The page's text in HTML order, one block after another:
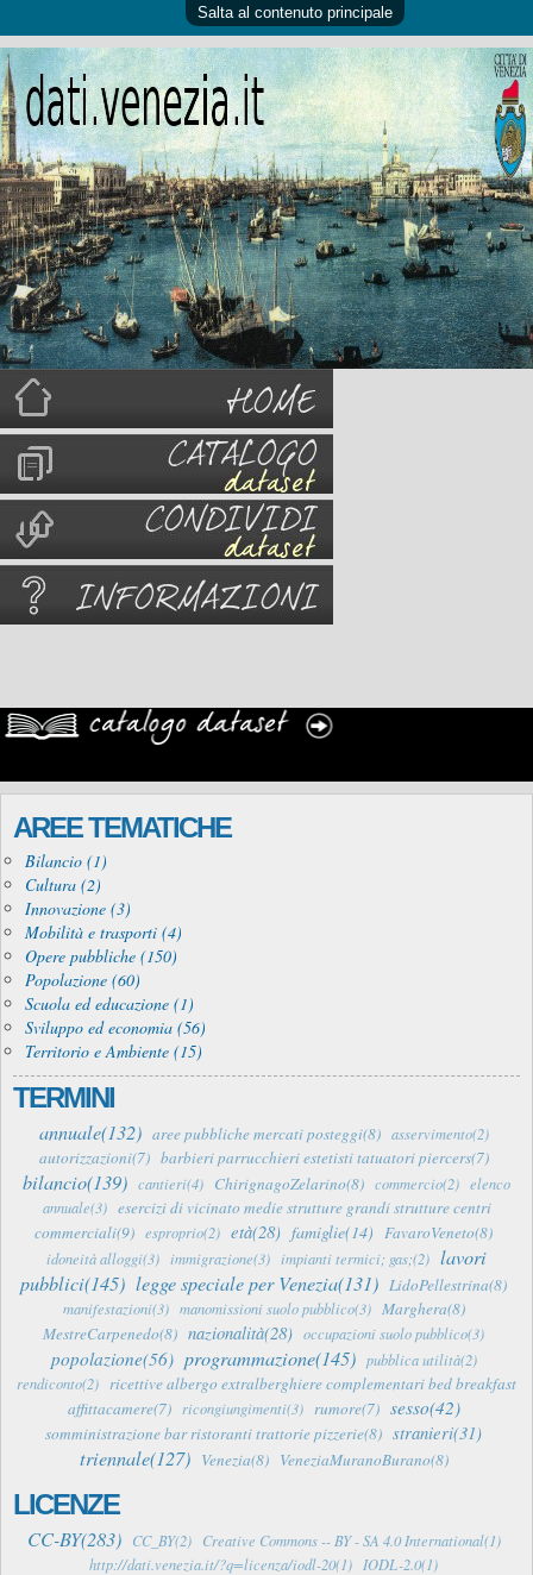
Salta al contenuto principale
AREE TEMATICHE
Bilancio (1)
Cultura (2)
Innovazione (3)
Mobilità e trasporti (4)
Opere pubbliche (150)
Popolazione (60)
Scuola ed educazione (1)
Sviluppo ed economia (56)
Territorio e Ambiente (15)
TERMINI
annuale(132) aree pubbliche mercati posteggi(8) asservimento(2)
autorizzazioni(7) barbieri parrucchieri estetisti tatuatori piercers(7)
bilancio(139) cantieri(4) ChirignagoZelarino(8) commercio(2) elenco
annuale(3) esercizi di vicinato medie strutture grandi strutture centri
commerciali(9) esproprio(2) età(28) famiglie(14) FavaroVeneto(8)
idoneità alloggi(3) immigrazione(3) impianti termici; gas;(2) lavori
pubblici(145) legge speciale per Venezia(131) LidoPellestrina(8)
manifestazioni(3) manomissioni suolo pubblico(3) Marghera(8)
MestreCarpenedo(8) nazionalità(28) occupazioni suolo pubblico(3)
popolazione(56) programmazione(145) pubblica utilità(2)
rendiconto(2) ricettive albergo extralberghiere complementari bed breakfast
affittacamere(7)
ricongiungimenti(3) rumore(7) sesso(42)
somministrazione bar ristoranti trattorie pizzerie(8) stranieri(31)
triennale(127) Venezia(8) VeneziaMuranoBurano(8)
LICENZE
CC-BY(283) CC_BY(2)
Creative Commons -- BY - SA 4.0 International(1)
http://dati.venezia.it/?q=licenza/iodl-20(1)
IODL-2.0(1)